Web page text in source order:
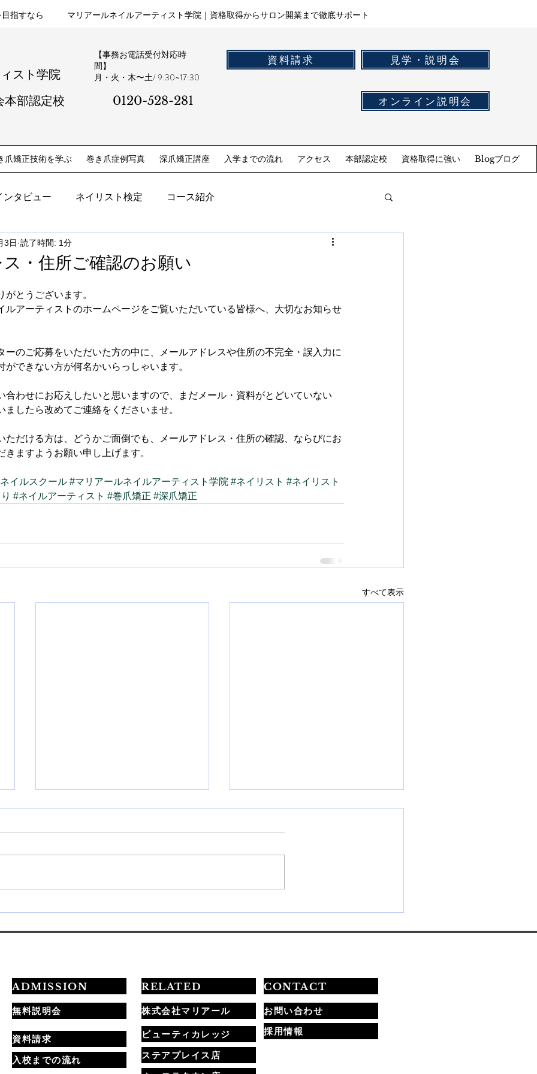
指すなら マリアールネイルアーティスト学院｜資格取得からサロン開業まで徹底サポート
スト学院
本部認定校
【事務お電話受付対応時
間】
​月・火・木〜土/ 9:30~17:30
0120-528-281​
資料請求 見学・説明会
オンライン説明会
爪矯正技術を学ぶ 巻き爪症例写真 深爪矯正講座 入学までの流れ アクセス 本部認定校 資格取得に強い Blogブログ
ンタビュー ネイリスト検定 コース紹介
・住所ご確認のお願い
3日 読了時間: 1分
とうございます。
ルアーティストのホームページをご覧いただいている皆様へ、大切なお知らせ
ーのご応募をいただいた方の中に、メールアドレスや住所の不完全・誤入力に
ができない方が何名かいらっしゃいます。
合わせにお応えしたいと思いますので、まだメール・資料がとどいていない
ましたら改めてご連絡をくださいませ。
ただける方は、どうかご面倒でも、メールアドレス・住所の確認、ならびにお
ますようお願い申し上げます。
イルスクール #マリアールネイルアーティスト学院 #ネイリスト #ネイリスト
#ネイルアーティスト #巻爪矯正 #深爪矯正
すべて表示
ADMISSION
無料説明会
資料請求
入校までの流れ
RELATED CONTACT
株式会社マリアール お問い合わせ
ビューティカレッジ 採用情報
ステアプレイス店